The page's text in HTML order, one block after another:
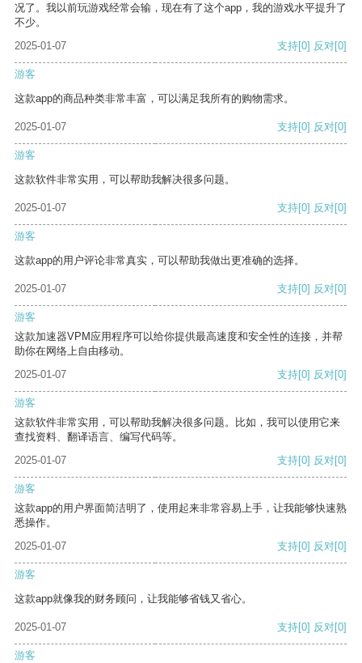
况了。我以前玩游戏经常会输，现在有了这个app，我的游戏水平提升了
不少。
2025-01-07
支持[0] 反对[0]
游客
这款app的商品种类非常丰富，可以满足我所有的购物需求。
2025-01-07 支持[0] 反对[0]
游客
这款软件非常实用，可以帮助我解决很多问题。
2025-01-07 支持[0] 反对[0]
游客
这款app的用户评论非常真实，可以帮助我做出更准确的选择。
2025-01-07 支持[0] 反对[0]
游客
这款加速器VPM应用程序可以给你提供最高速度和安全性的连接，并帮
助你在网络上自由移动。
2025-01-07
支持[0] 反对[0]
游客
这款软件非常实用，可以帮助我解决很多问题。比如，我可以使用它来
查找资料、翻译语言、编写代码等。
2025-01-07
支持[0] 反对[0]
游客
这款app的用户界面简洁明了，使用起来非常容易上手，让我能够快速熟
悉操作。
2025-01-07
支持[0] 反对[0]
游客
这款app就像我的财务顾问，让我能够省钱又省心。
2025-01-07 支持[0] 反对[0]
游客